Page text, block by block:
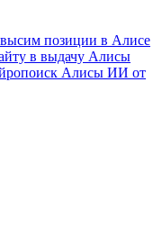
позиции в Алисе
в выдачу Алисы
Алисы ИИ от